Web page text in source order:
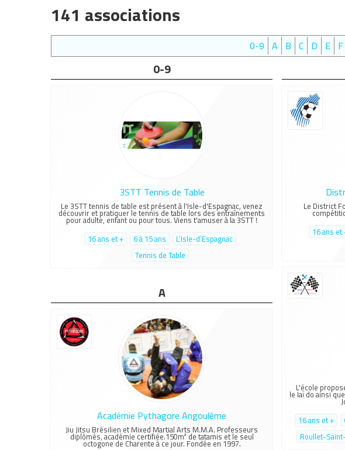
141 associations
0-9 A B C D E F
0-9
3STT Tennis de Table
Le 3STT tennis de table est présent à l'Isle-d'Espagnac, venez
découvrir et pratiquer le tennis de table lors des entraînements
pour adulte, enfant ou pour tous. Viens t'amuser à la 3STT !
16 ans et +
6 à 15 ans
L’Isle-d’Espagnac
Tennis de Table
A
Académie Pythagore Angoulême
Jiu Jitsu Brésilien et Mixed Martial Arts M.M.A. Professeurs
diplômés, académie certifiée.150m² de tatamis et le seul
octogone de Charente à ce jour. Fondée en 1997.
Le District
16 ans et
L'école
le Iaï do ainsi
16 ans et +
Roullet-